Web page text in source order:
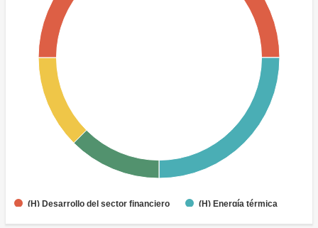
(H) Desarrollo del sector financiero
(H) Energía térmica
Enseñanza secundaria
Formación profesional